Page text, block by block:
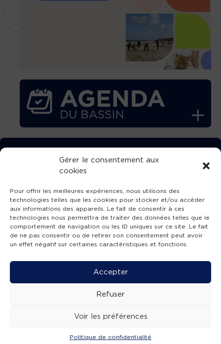
Gérer le consentement aux
cookies
Pour offrir les meilleures expériences, nous utilisons des
technologies telles que les cookies pour stocker et/ou accéder
aux informations des appareils. Le fait de consentir à ces
technologies nous permettra de traiter des données telles que le
comportement de navigation ou les ID uniques sur ce site. Le fait
de ne pas consentir ou de retirer son consentement peut avoir
un effet négatif sur certaines caractéristiques et fonctions.
Accepter
Refuser
Voir les préférences
Politique de confidentialité
ÉMISSIONS AGENDA
TÉLÉCHARGEZ GRATUITEMENT
L’APPLICATION TVBA !
SUIVEZ-NOUS !
Mentions légales -Accessibilité